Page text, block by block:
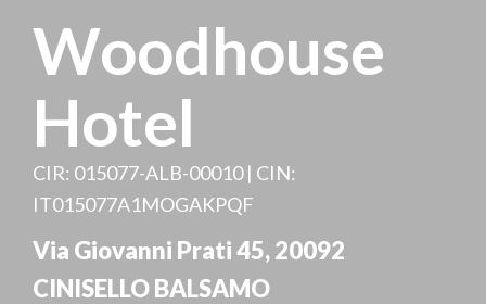
Woodhouse
Hotel
CIR: 015077-ALB-00010 | CIN:
IT015077A1MOGAKPQF
Via Giovanni Prati 45,20092
CINISELLO BALSAMO